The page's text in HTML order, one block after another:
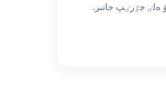
ەلٸ جٷرٸپ جاتىر.